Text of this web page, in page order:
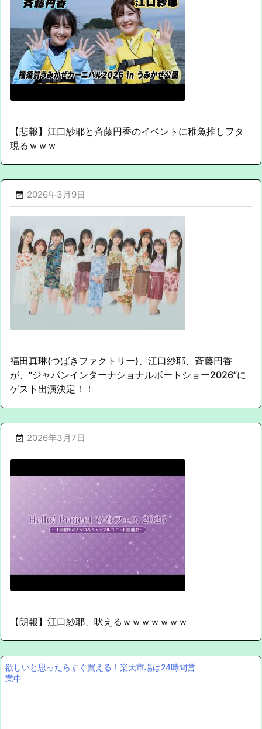
【悲報】江口紗耶と斉藤円香のイベントに稚魚推しヲタ
現るｗｗｗ
 2026年3月9日
福田真琳(つばきファクトリー)、江口紗耶、斉藤円香
が、“ジャパンインターナショナルボートショー2026”に
ゲスト出演決定！！
 2026年3月7日
【朗報】江口紗耶、吠えるｗｗｗｗｗｗｗ
欲しいと思ったらすぐ買える！楽天市場は24時間営
業中